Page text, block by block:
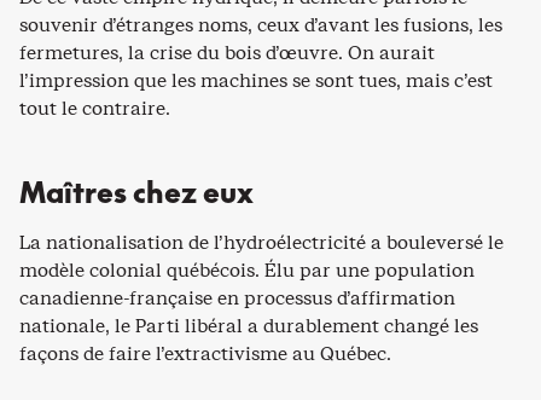
souvenir d’étranges noms, ceux d’avant les fusions, les
fermetures, la crise du bois d’œuvre. On aurait
l’impression que les machines se sont tues, mais c’est
tout le contraire.
Maîtres chez eux
La nationalisation de l’hydroélectricité a bouleversé le
modèle colonial québécois. Élu par une population
canadienne-française en processus d’affirmation
nationale, le Parti libéral a durablement changé les
façons de faire l’extractivisme au Québec.